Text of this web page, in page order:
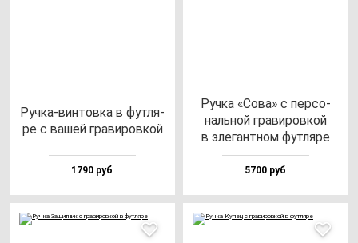
Руч­ка-вин­тов­ка в фут­ля­
ре с ва­шей гра­ви­ров­кой
1790 руб
Руч­ка «Сова» с пер­со­
наль­ной гра­ви­ров­кой
в эле­ган­тном фут­ля­ре
5700 руб